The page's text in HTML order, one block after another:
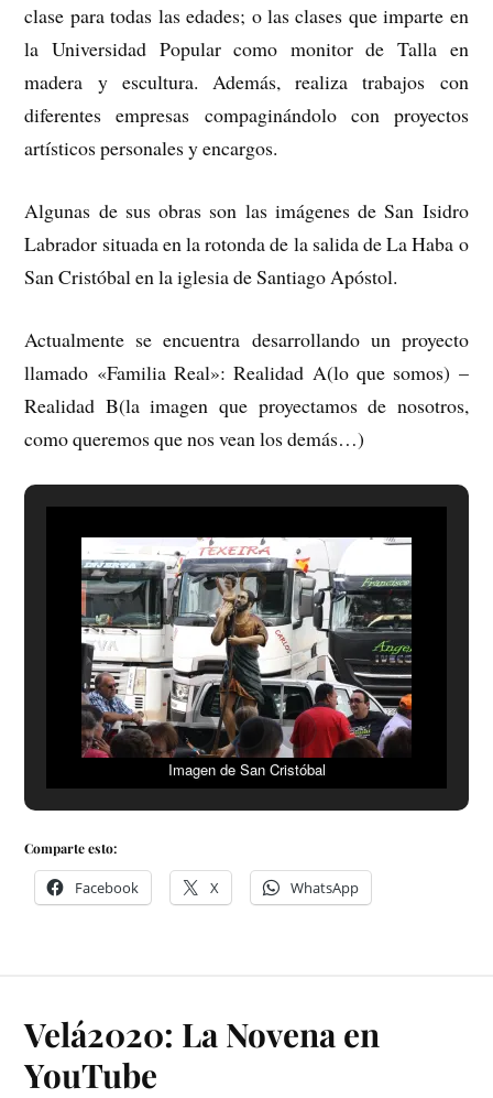
clase para todas las edades; o las clases que imparte en
la Universidad Popular como monitor de Talla en
madera y escultura. Además, realiza trabajos con
diferentes empresas compaginándolo con proyectos
artísticos personales y encargos.
Algunas de sus obras son las imágenes de San Isidro
Labrador situada en la rotonda de la salida de La Haba o
San Cristóbal en la iglesia de Santiago Apóstol.
Actualmente se encuentra desarrollando un proyecto
llamado «Familia Real»: Realidad A(lo que somos) –
Realidad B(la imagen que proyectamos de nosotros,
como queremos que nos vean los demás…)
Imagen de San Cristóbal
Comparte esto:
Facebook X WhatsApp
Velá2020: La Novena en
YouTube